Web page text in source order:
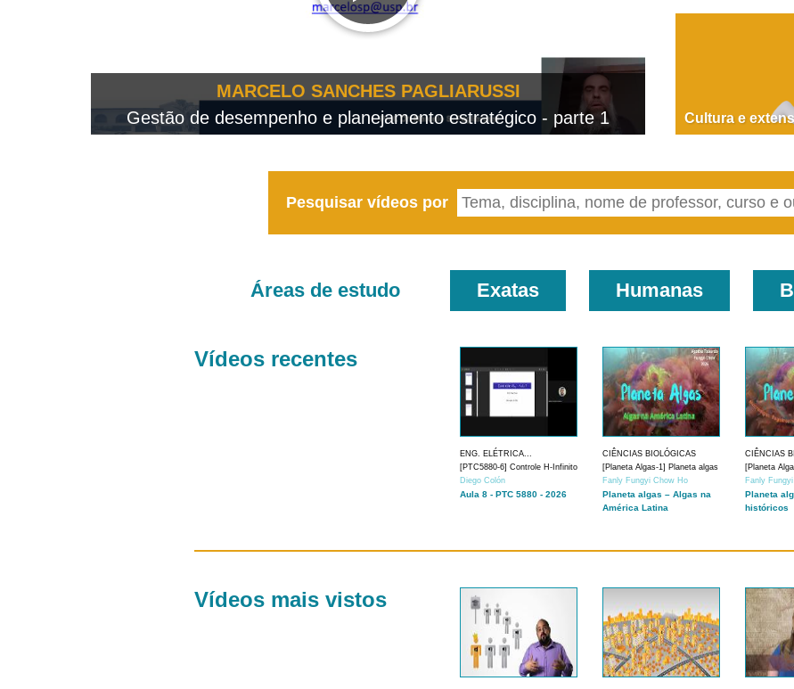
MARCELO SANCHES PAGLIARUSSI
Gestão de desempenho e planejamento estratégico - parte 1
Cultura e
Pesquisar vídeos por
Áreas de estudo Exatas Humanas
Vídeos recentes
ENG. ELÉTRICA...
[PTC5880-6] Controle H-Infinito
Diego Colón
Aula 8 - PTC 5880 - 2026
CIÊNCIAS BIOLÓGICAS
[Planeta Algas-1] Planeta algas
Fanly Fungyi Chow Ho
Planeta algas – Algas na
América Latina
CIÊNCIAS
[Planeta
Fanly
Planeta
históricos
Vídeos mais vistos